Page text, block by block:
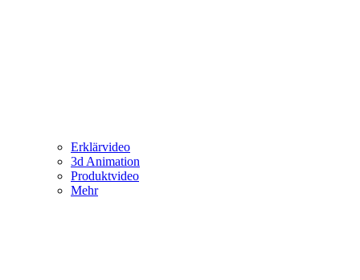
Erklärvideo
3d Animation
Produktvideo
Mehr